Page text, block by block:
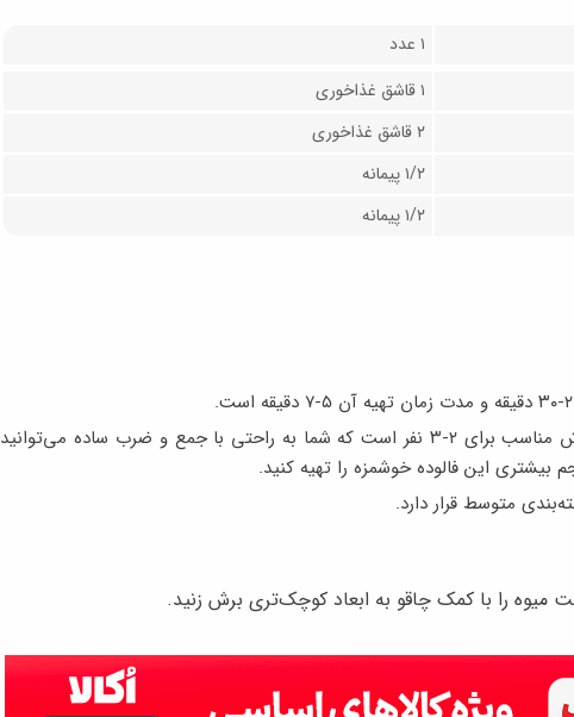
۱ عدد
۱ قاشق غذاخوری
۲ قاشق غذاخوری
۱/۲ پیمانه
۱/۲ پیمانه
مقدار مواد اعلام شده در این آموزش مناسب برای ۲-۳ نفر است که شما به راحتی با جمع و ضرب ساده می‌توانید
بیشتری این فالوده خوشمزه را تهیه کنید.
متوسط قرار دارد.
میوه را با کمک چاقو به ابعاد کوچک‌تری برش زنید.